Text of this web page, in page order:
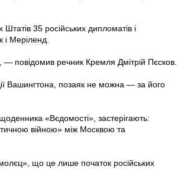
35 російських дипломатів і
і Меріленд.
повідомив речник Кремля Дмітрій Пєсков.
Вашингтона, позаяк не можна — за його
«Вєдомості», застерігають:
війною» між Москвою та
що це лише початок російських